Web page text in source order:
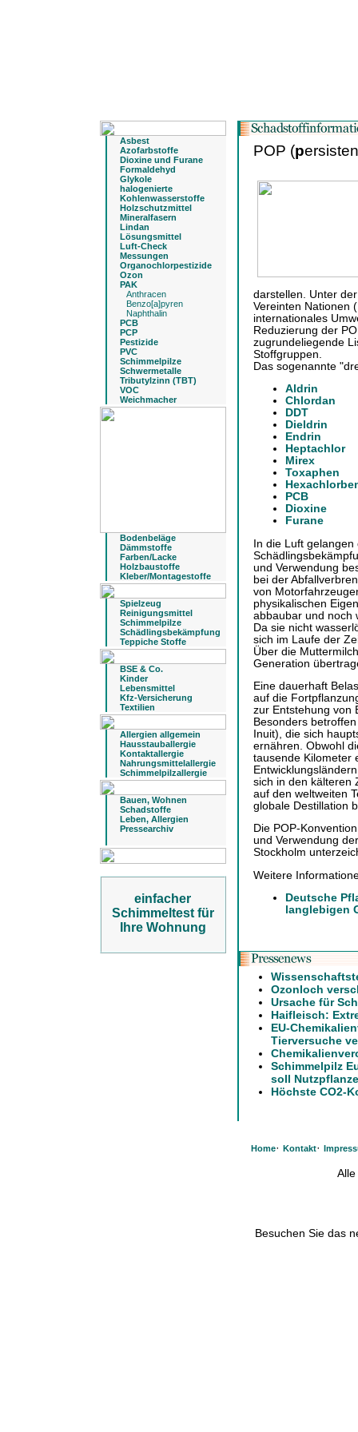
Asbest
Azofarbstoffe
Dioxine und Furane
Formaldehyd
Glykole
halogenierte
Kohlenwasserstoffe
Holzschutzmittel
Mineralfasern
Lindan
Lösungsmittel
Luft-Check
Messungen
Organochlorpestizide
Ozon
PAK
Anthracen
Benzo[a]pyren
Naphthalin
PCB
PCP
Pestizide
PVC
Schimmelpilze
Schwermetalle
Tributylzinn (TBT)
VOC
Weichmacher
Bodenbeläge
Dämmstoffe
Farben/Lacke
Holzbaustoffe
Kleber/Montagestoffe
Spielzeug
Reinigungsmittel
Schimmelpilze
Schädlingsbekämpfung
Teppiche Stoffe
BSE & Co.
Kinder
Lebensmittel
Kfz-Versicherung
Textilien
Allergien allgemein
Hausstauballergie
Kontaktallergie
Nahrungsmittelallergie
Schimmelpilzallergie
Bauen, Wohnen
Schadstoffe
Leben, Allergien
Pressearchiv
einfacher
Schimmeltest für
Ihre Wohnung
POP (p
darstellen. Unter
Vereinten Nationen
internationales
Reduzierung der
zugrundeliegende
Stoffgruppen.
Das sogenannte
Aldrin
Chlordan
DDT
Dieldrin
Endrin
Heptachlor
Mirex
Toxaphen
PCB
Dioxine
Furane
In die Luft gelangen
und Verwendung
bei der
von
physikalischen
abbaubar und noch
Da sie nicht
sich im Laufe der
Über die
Generation
Eine dauerhaft
auf die
zur Entstehung von
Besonders
Inuit), die sich
ernähren. Obwohl
tausende Kilometer
sich in den kälteren
auf den weltweiten
globale Destillation
Die POP-
und Verwendung
Stockholm
Weitere
Deutsche
langlebigen
Ozonloch
Ursache für
Haifleisch:
EU-
Tierversuche
Schimmelpilz
soll
Höchste CO2-
Home· Kontakt·
Besuchen Sie das